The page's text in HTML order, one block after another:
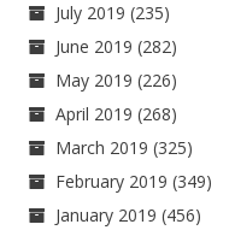
July 2019 (235)
June 2019 (282)
May 2019 (226)
April 2019 (268)
March 2019 (325)
February 2019 (349)
January 2019 (456)